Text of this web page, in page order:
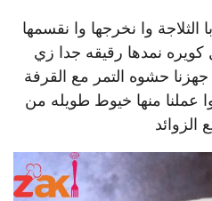
وا نخرجها وا نقسمها
كويره نمدها رقيقه جدا زي
حشوه التمر مع القرفة
وا عملنا منها خيوط طويله من
الزوائد